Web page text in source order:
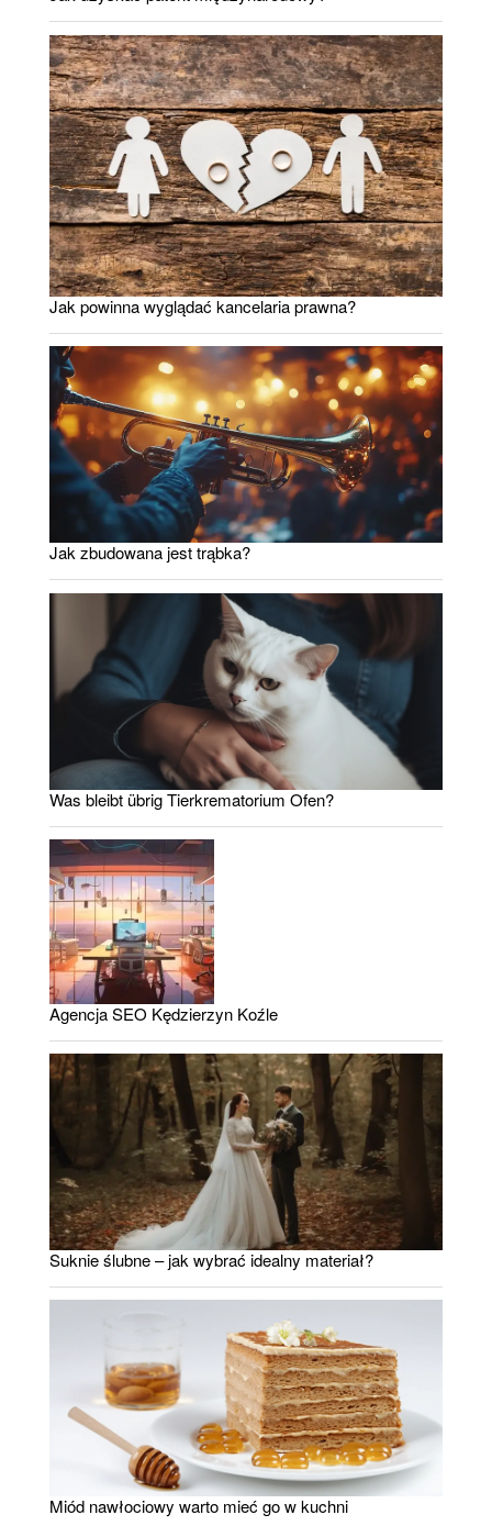
Jak powinna wyglądać kancelaria prawna?
Jak zbudowana jest trąbka?
Was bleibt übrig Tierkrematorium Ofen?
Agencja SEO Kędzierzyn Koźle
Suknie ślubne – jak wybrać idealny materiał?
Miód nawłociowy warto mieć go w kuchni